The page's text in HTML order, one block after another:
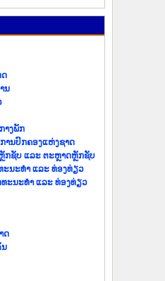
ດ
ນ
າງພັກ
ານປົກຄອງແຫ່ງຊາດ
ກ​ຊັບ ແລະ ຕະຫຼາດຫຼັກຊັບ
ນະທຳ ແລະ ທ່ອງທ່ຽວ
ະນະທຳ ແລະ ທ່ອງທ່ຽວ
ດ
ນ